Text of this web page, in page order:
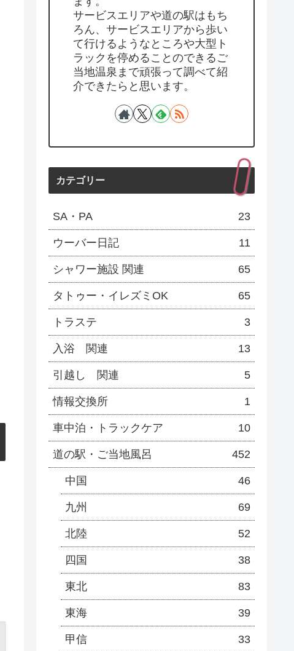
サービスエリアや道の駅はもち
ろん、サービスエリアから歩い
て行けるようなところや大型ト
ラックを停めることのできるご
当地温泉まで頑張って調べて紹
介できたらと思います。
カテゴリー
SA・PA 23
ウーバー日記 11
シャワー施設 関連 65
タトゥー・イレズミOK 65
トラステ 3
入浴 関連 13
引越し 関連 5
情報交換所 1
車中泊・トラックケア 10
道の駅・ご当地風呂 452
中国 46
九州 69
北陸 52
四国 38
東北 83
東海 39
甲信 33